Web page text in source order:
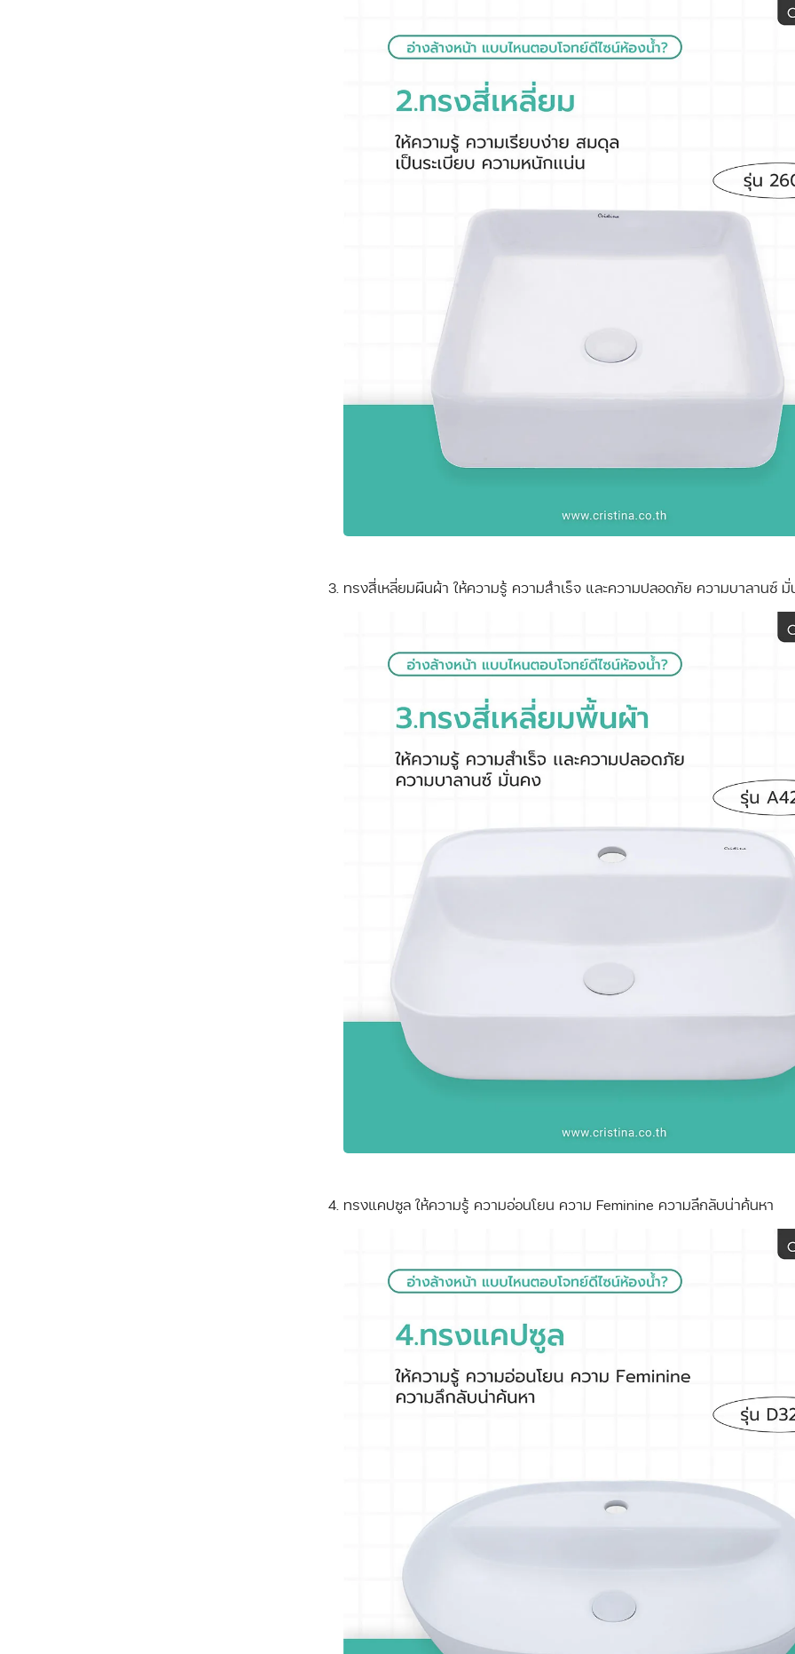
ทรงสี่เหลี่ยมผืนผ้า ให้ความรู้ ความสำเร็จ และความปลอดภัย ความบาลานซ์
ทรงแคปซูล ให้ความรู้ ความอ่อนโยน ความ Feminine ความลึกลับน่าค้นหา